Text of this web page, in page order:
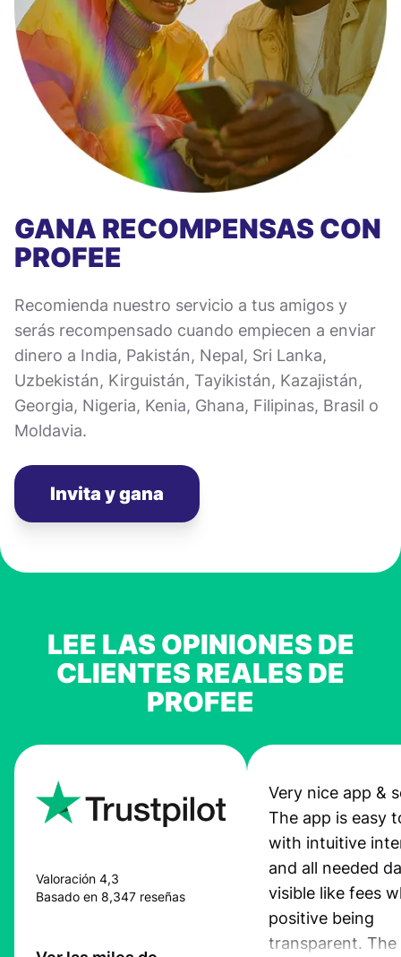
GANA RECOMPENSAS CON
PROFEE
Recomienda nuestro servicio a tus amigos y
serás recompensado cuando empiecen a enviar
dinero a India, Pakistán, Nepal, Sri Lanka,
Uzbekistán, Kirguistán, Tayikistán, Kazajistán,
Georgia, Nigeria, Kenia, Ghana, Filipinas, Brasil o
Moldavia.
Invita y gana
LEE LAS OPINIONES DE
CLIENTES REALES DE
PROFEE
Valoración 4,3
Basado en 8,347 reseñas
Very nice app &
The app is easy
with intuitive
and all needed
visible like fees
positive being
transparent. The